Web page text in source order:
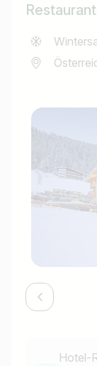
Hotel-